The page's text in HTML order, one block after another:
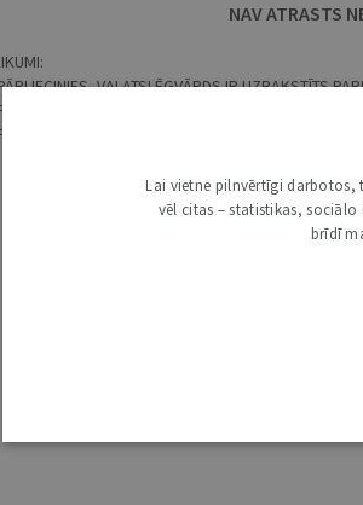
NAV ATRASTS
VAI ATSLĒGVĀRDS IR UZRAKSTĪTS
MEKLĒŠANAS PIEPRASĪJUMU.
VAI IR IZVĒLĒTS ATBILSTOŠS
Lai vietne pilnvērtīgi darbotos,
vēl citas – statistikas,
brīdī